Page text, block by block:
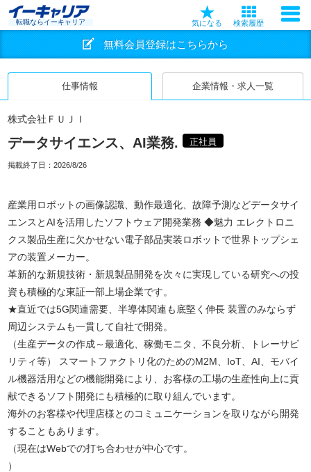
転職ならイーキャリア 気になる 検索履歴
無料会員登録はこちらから
仕事情報 企業情報・求人一覧
株式会社ＦＵＪＩ
データサイエンス、AI業務. 正社員
掲載終了日： 2026/8/26
産業用ロボットの画像認識、動作最適化、故障予測などデータサイ
エンスとAIを活用したソフトウェア開発業務 ◆魅力 エレクトロニ
クス製品生産に欠かせない電子部品実装ロボットで世界トップシェ
アの装置メーカー。
革新的な新規技術・新規製品開発を次々に実現している研究への投
資も積極的な東証一部上場企業です。
★直近では5G関連需要、半導体関連も底堅く伸長 装置のみならず
周辺システムも一貫して自社で開発。
（生産データの作成～最適化、稼働モニタ、不良分析、トレーサビ
リティ等） スマートファクトリ化のためのM2M、IoT、AI、モバイ
ル機器活用などの機能開発により、お客様の工場の生産性向上に貢
献できるソフト開発にも積極的に取り組んでいます。
海外のお客様や代理店様とのコミュニケーションを取りながら開発
することもあります。
（現在はWebでの打ち合わせが中心です。
）